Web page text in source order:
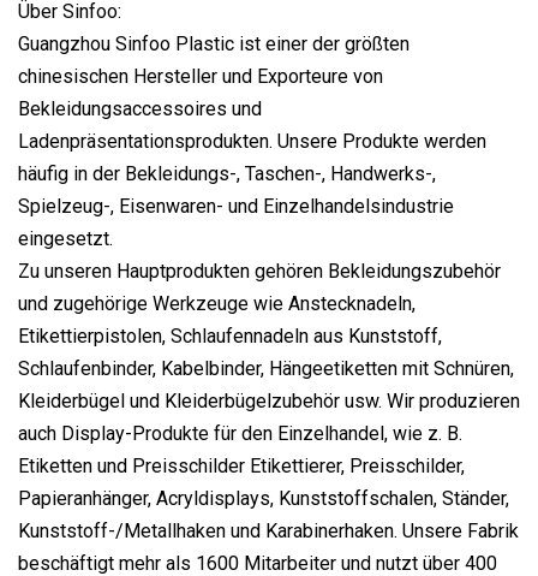
Über Sinfoo:
Guangzhou Sinfoo Plastic ist einer der größten
chinesischen Hersteller und Exporteure von
Bekleidungsaccessoires und
Ladenpräsentationsprodukten. Unsere Produkte werden
häufig in der Bekleidungs-, Taschen-, Handwerks-,
Spielzeug-, Eisenwaren- und Einzelhandelsindustrie
eingesetzt.
Zu unseren Hauptprodukten gehören Bekleidungszubehör
und zugehörige Werkzeuge wie Anstecknadeln,
Etikettierpistolen, Schlaufennadeln aus Kunststoff,
Schlaufenbinder, Kabelbinder, Hängeetiketten mit Schnüren,
Kleiderbügel und Kleiderbügelzubehör usw. Wir produzieren
auch Display-Produkte für den Einzelhandel, wie z. B.
Etiketten und Preisschilder Etikettierer, Preisschilder,
Papieranhänger, Acryldisplays, Kunststoffschalen, Ständer,
Kunststoff-/Metallhaken und Karabinerhaken. Unsere Fabrik
beschäftigt mehr als 1600 Mitarbeiter und nutzt über 400